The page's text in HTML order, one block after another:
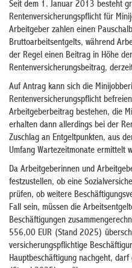
Seit dem 1. Januar 2013 besteht
Rentenversicherungspflicht für
Arbeitgeber zahlen einen
Bruttoarbeitsentgelts, während
der Regel einen Beitrag in Höhe
Rentenversicherungsbeitrag,
Auf Antrag kann sich die
Rentenversicherungspflicht
Arbeitgeberbeitrag bestehen, die
erhalten dann allerdings bei der
Zuschlag an Entgeltpunkten, aus
Umfang Wartezeitmonate ermittelt
Da Arbeitgeberinnen und
festzustellen, ob eine
prüfen, ob weitere
Fall sein, müssen die
Beschäftigungen
556,00 EUR (Stand 2025)
versicherungspflichtige
Hauptbeschäftigung nachgeht,